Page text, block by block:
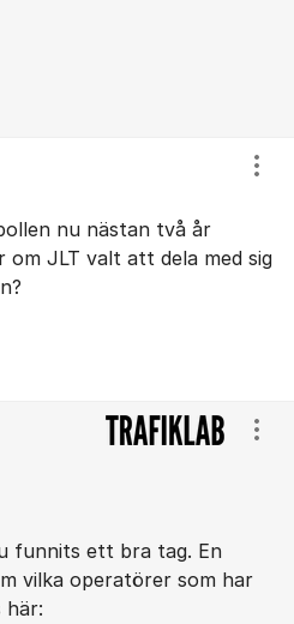
nu nästan två år
om JLT valt att dela med sig
funnits ett bra tag. En
vilka operatörer som har
här: